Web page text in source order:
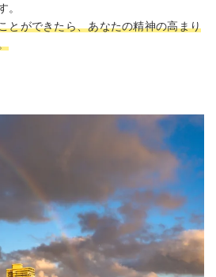
。
とができたら、あなたの精神の高まり